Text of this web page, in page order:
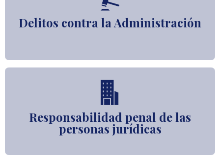
Delitos contra la Administración
Responsabilidad penal de las
personas jurídicas